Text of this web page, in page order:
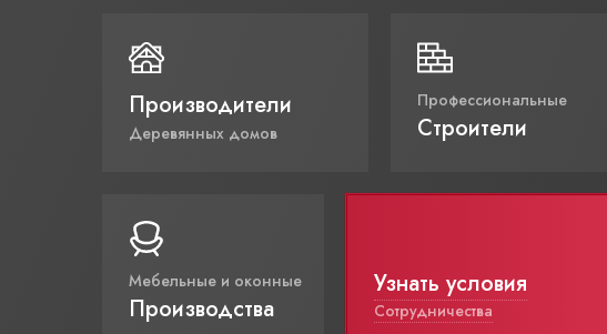
Производители
Деревянных домов
Профессиональные
Строители
Мебельные и оконные
Производства
Узнать условия
Сотрудничества